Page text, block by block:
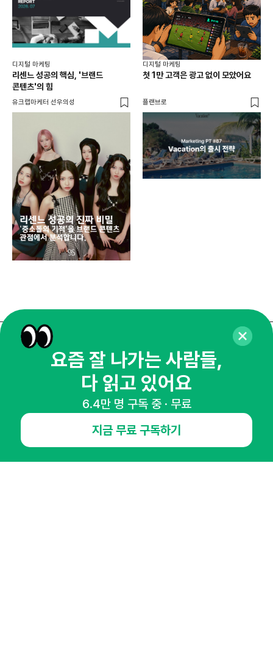
디지털 마케팅
리센느 성공의 핵심, '브랜드
콘텐츠'의 힘
유크랩마케터 선우의성
디지털 마케팅
첫 1만 고객은 광고 없이 모았어요
플랜브로
매주 화요일 아침,
마케팅 감각을 깨워 드릴게요!
65,043명의 마케터를 성장시키는 뉴스레터
요즘 잘 나가는 사람들,
다 읽고 있어요
6.4만 명 구독 중 · 무료
지금 무료 구독하기